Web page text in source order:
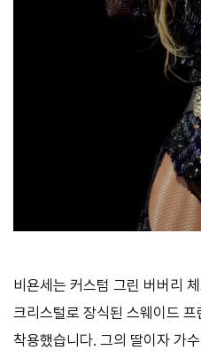
비욘세는 커스텀 그린 버버리
크리스털로 장식된 스웨이드
착용했습니다. 그의 딸이자 가